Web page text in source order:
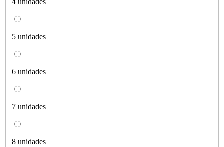
4 unidades
5 unidades
6 unidades
7 unidades
8 unidades